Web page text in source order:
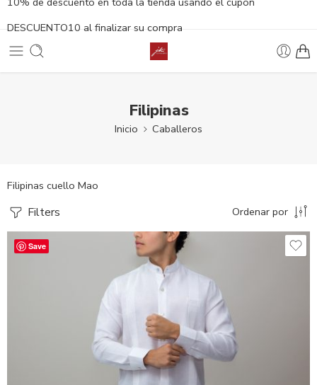
DESCUENTO10 al finalizar su compra
Filipinas
Inicio Caballeros
Filipinas cuello Mao
Filters Ordenar por
Save